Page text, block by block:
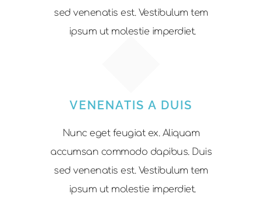
sed venenatis est. Vestibulum tem
ipsum ut molestie imperdiet.
VENENATIS A DUIS
Nunc eget feugiat ex. Aliquam
accumsan commodo dapibus. Duis
sed venenatis est. Vestibulum tem
ipsum ut molestie imperdiet.